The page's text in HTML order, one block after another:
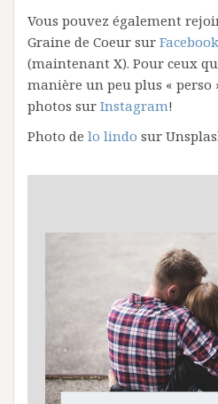
Vous pouvez également
Graine de Coeur sur Facebook
(maintenant X). Pour ceux
manière un peu plus « perso
photos sur Instagram!
Photo de lo lindo sur